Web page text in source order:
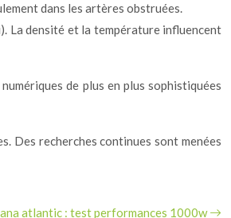
dans les artères obstruées.
La densité et la température influencent
de plus en plus sophistiquées
Des recherches continues sont menées
atlantic : test performances 1000w